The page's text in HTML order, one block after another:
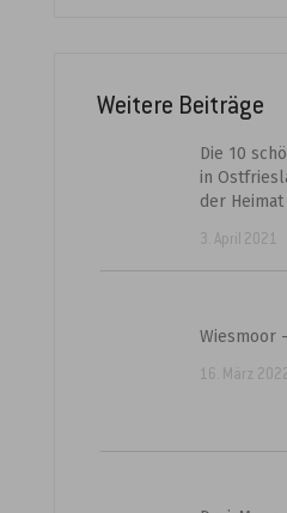
Weitere Beiträge
Die 10
in
der
3. April 2021
Wiesmoor
16. März